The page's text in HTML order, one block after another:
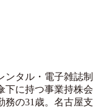
ンタル・電子雑誌制
下に持つ事業持株会
務の31歳。名古屋支